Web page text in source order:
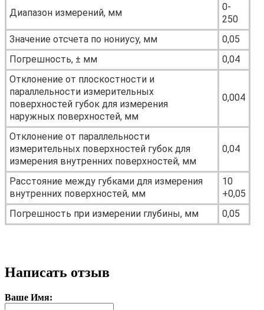
Диапазон измерений, мм
0-
250
Значение отсчета по нониусу, мм
0,05
Погрешность, ± мм
0,04
Отклонение от плоскостности и
параллельности измерительных
поверхностей губок для измерения
наружных поверхностей, мм
0,004
Отклонение от параллельности
измерительных поверхностей губок для
измерения внутренних поверхностей, мм
0,04
Расстояние между губками для измерения
внутренних поверхностей, мм
10
+0,05
Погрешность при измерении глубины, мм
0,05
Написать отзыв
Ваше Имя: